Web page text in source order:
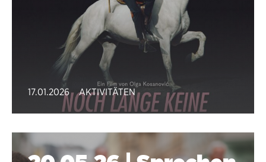
17.01.2026 AKTIVITÄTEN